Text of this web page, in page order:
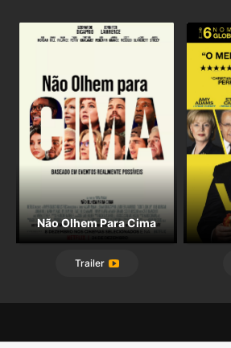
Não Olhem Para Cima
Trailer